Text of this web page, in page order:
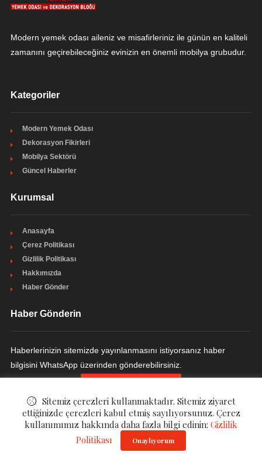
Modern yemek odası aileniz ve misafirleriniz ile günün en kaliteli
zamanını geçirebileceğiniz evinizin en önemli mobilya grubudur.
Kategoriler
Modern Yemek Odası
Dekorasyon Fikirleri
Mobilya Sektörü
Güncel Haberler
Kurumsal
Anasayfa
Çerez Politikası
Gizlilik Politikası
Hakkımızda
Haber Gönder
Haber Gönderin
Haberlerinizin sitemizde yayınlanmasını istiyorsanız haber
bilgisini WhatsApp üzerinden gönderebilirsiniz.
Modern Yemek Odası. All Rights Reserved.
Sitemiz çerezleri kullanmaktadır. Sitemiz ziyaret
ettiğinizde çerezleri kabul etmiş sayılıyorsunuz. Çerez
kullanımımız hakkında daha fazla bilgi edinin: Gizlilik
Politikası
Onaylıyorum